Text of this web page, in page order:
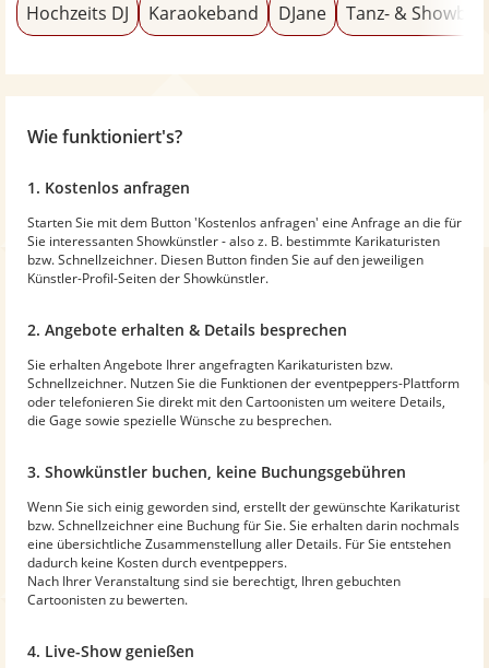
Hochzeits DJ Karaokeband DJane Tanz- &
Wie funktioniert's?
1. Kostenlos anfragen
Starten Sie mit dem Button 'Kostenlos anfragen' eine Anfrage an die für
Sie interessanten Showkünstler - also z. B. bestimmte Karikaturisten
bzw. Schnellzeichner. Diesen Button finden Sie auf den jeweiligen
Künstler-Profil-Seiten der Showkünstler.
2. Angebote erhalten & Details besprechen
Sie erhalten Angebote Ihrer angefragten Karikaturisten bzw.
Schnellzeichner. Nutzen Sie die Funktionen der eventpeppers-Plattform
oder telefonieren Sie direkt mit den Cartoonisten um weitere Details,
die Gage sowie spezielle Wünsche zu besprechen.
3. Showkünstler buchen, keine Buchungsgebühren
Wenn Sie sich einig geworden sind, erstellt der gewünschte Karikaturist
bzw. Schnellzeichner eine Buchung für Sie. Sie erhalten darin nochmals
eine übersichtliche Zusammenstellung aller Details. Für Sie entstehen
dadurch keine Kosten durch eventpeppers.
Nach Ihrer Veranstaltung sind sie berechtigt, Ihren gebuchten
Cartoonisten zu bewerten.
4. Live-Show genießen